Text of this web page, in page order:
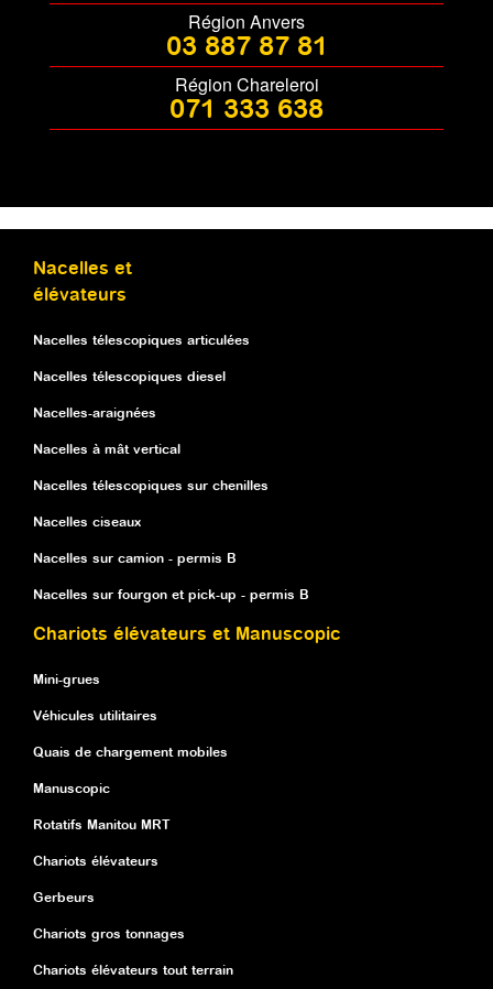
Région Anvers
03 887 87 81
Région Chareleroi
071 333 638
Nacelles et
élévateurs
Nacelles télescopiques articulées
Nacelles télescopiques diesel
Nacelles-araignées
Nacelles à mât vertical
Nacelles télescopiques sur chenilles
Nacelles ciseaux
Nacelles sur camion - permis B
Nacelles sur fourgon et pick-up - permis B
Chariots élévateurs et Manuscopic
Mini-grues
Véhicules utilitaires
Quais de chargement mobiles
Manuscopic
Rotatifs Manitou MRT
Chariots élévateurs
Gerbeurs
Chariots gros tonnages
Chariots élévateurs tout terrain